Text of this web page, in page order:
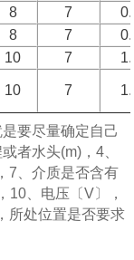
8 7
8 7
10 7
10 7
要尽量确定自己
者水头(m)，4、
7、介质是否含有
10、电压〔V〕，
所处位置是否要求